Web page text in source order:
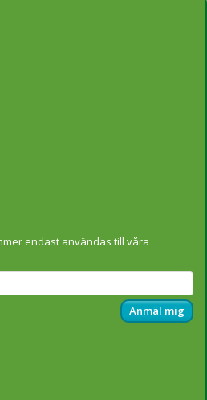
endast användas till våra
Anmäl mig